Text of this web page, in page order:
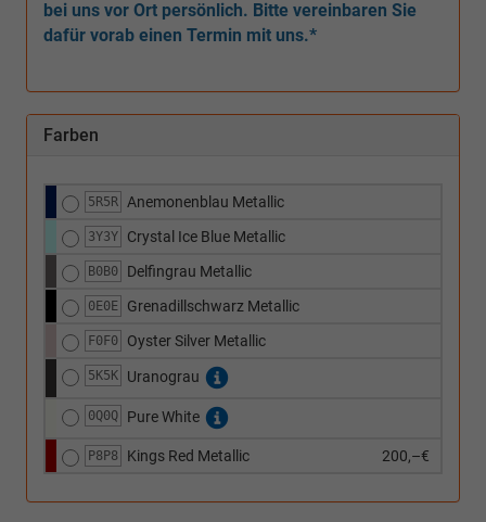
bei uns vor Ort persönlich. Bitte vereinbaren Sie
dafür vorab einen Termin mit uns.*
Farben
5R5R Anemonenblau Metallic
3Y3Y Crystal Ice Blue Metallic
B0B0 Delfingrau Metallic
0E0E Grenadillschwarz Metallic
F0F0 Oyster Silver Metallic
5K5K Uranograu
0Q0Q Pure White
P8P8 Kings Red Metallic 200,–€